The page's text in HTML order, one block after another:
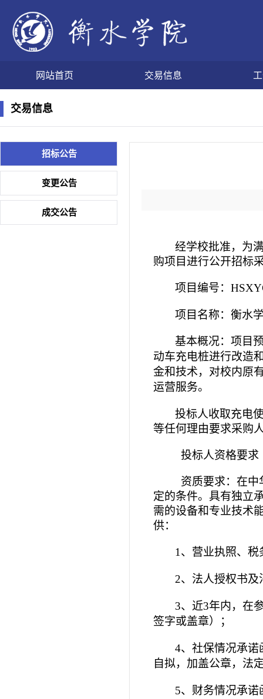
网站首页 交易信息
交易信息
招标公告
变更公告
成交公告
经学校批准，为
购项目进行公开招标
项目编号：
项目名称：衡水
基本概况：项目
动车充电桩进行改造
金和技术，对校内原
运营服务。
投标人收取充电
等任何理由要求采购
投标人资格要求
资质要求：在
定的条件。具有独立
需的设备和专业技术
供：
1 、营业执照、
2、法人授权书
3、近3年内，在
签字或盖章）；
4、社保情况承
自拟，加盖公章，法
5、财务情况承